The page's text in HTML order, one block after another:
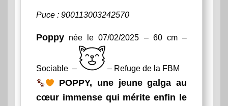
Puce : 900113003242570
Poppy née le 07/02/2025 – 60 cm –
Sociable – – Refuge de la FBM
POPPY, une jeune galga au
cœur immense qui mérite enfin le